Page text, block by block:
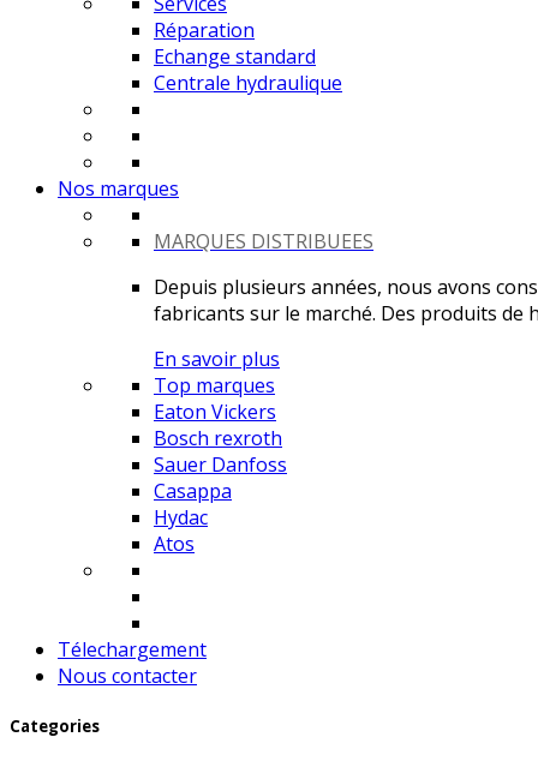
Réparation
Echange standard
Centrale hydraulique
Nos marques
MARQUES DISTRIBUEES
Depuis plusieurs années, nous avons
fabricants sur le marché. Des produits de
En savoir plus
Top marques
Eaton Vickers
Bosch rexroth
Sauer Danfoss
Casappa
Hydac
Atos
Télechargement
Nous contacter
Categories